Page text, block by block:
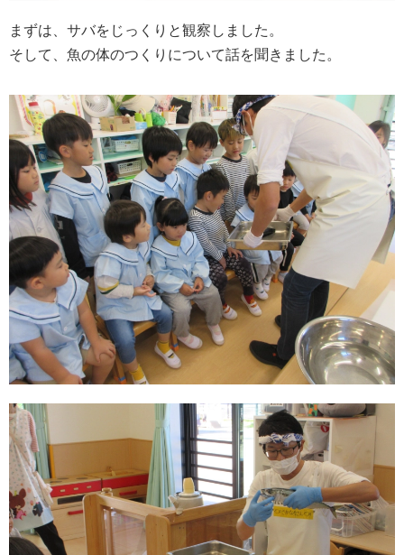
まずは、サバをじっくりと観察しました。
そして、魚の体のつくりについて話を聞きました。